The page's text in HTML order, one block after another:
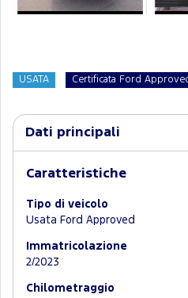
USATA Certificata Ford
Dati principali
Caratteristiche
Tipo di veicolo
Usata Ford Approved
Immatricolazione
2/2023
Chilometraggio